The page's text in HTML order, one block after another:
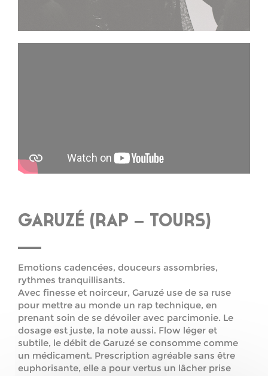
GARUZÉ (RAP – TOURS)
Emotions cadencées, douceurs assombries,
rythmes tranquillisants.
Avec finesse et noirceur, Garuzé use de sa ruse
pour mettre au monde un rap technique, en
prenant soin de se dévoiler avec parcimonie. Le
dosage est juste, la note aussi. Flow léger et
subtile, le débit de Garuzé se consomme comme
un médicament. Prescription agréable sans être
euphorisante, elle a pour vertus un lâcher prise